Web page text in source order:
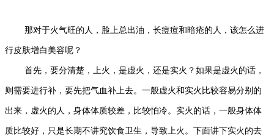
那对于火气旺的人，脸上总出油，长痘痘和暗疮的人，该怎么进
行皮肤增白美容呢？
首先，要分清楚，上火，是虚火，还是实火？如果是虚火的话，
则需要进行补，要先把气血补上去。一般虚火和实火比较容易分别的
出来，虚火的人，身体体质较差，比较怕冷。实火的话，一般身体体
质比较好，只是长期不讲究饮食卫生，导致上火。下面讲下实火的去